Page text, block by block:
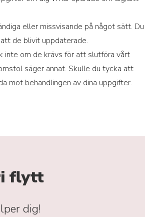
eller missvisande på något sätt. Du
de blivit uppdaterade.
inte om de krävs för att slutföra vårt
säger annat. Skulle du tycka att
mot behandlingen av dina uppgifter.
flytt
dig!